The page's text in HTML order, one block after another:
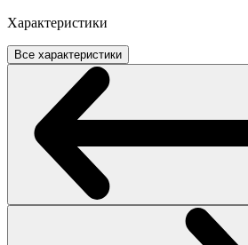
Характеристики
Все характеристики